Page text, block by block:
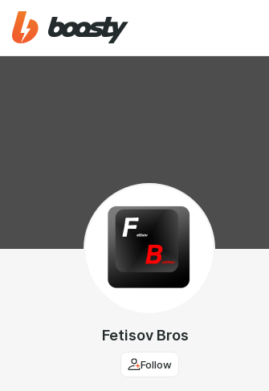
Fetisov Bros
Follow